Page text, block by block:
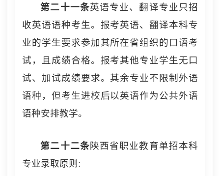
第二十一条英语专业、翻译专业只招
收英语语种考生。报考英语、翻译本科专
业的学生要求参加其所在省组织的口语考
试，且成绩合格。报考其他专业学生无口
试、加试成绩要求。其余专业不限制外语
语种，但考生进校后以英语作为公共外语
语种安排教学。
第二十二条陕西省职业教育单招本科
专业录取原则: